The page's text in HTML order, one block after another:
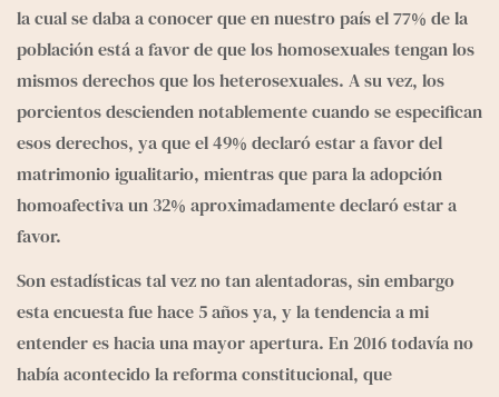
la cual se daba a conocer que en nuestro país el 77% de la
población está a favor de que los homosexuales tengan los
mismos derechos que los heterosexuales. A su vez, los
porcientos descienden notablemente cuando se especifican
esos derechos, ya que el 49% declaró estar a favor del
matrimonio igualitario, mientras que para la adopción
homoafectiva un 32% aproximadamente declaró estar a
favor.
Son estadísticas tal vez no tan alentadoras, sin embargo
esta encuesta fue hace 5 años ya, y la tendencia a mi
entender es hacia una mayor apertura. En 2016 todavía no
había acontecido la reforma constitucional, que